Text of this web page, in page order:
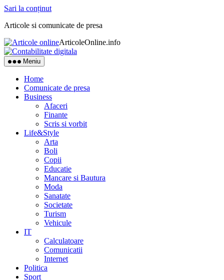
Sari la conținut
Articole si comunicate de presa
ArticoleOnline.info
Meniu
Home
Comunicate de presa
Business
Afaceri
Finante
Scris si vorbit
Life&Style
Arta
Boli
Copii
Educatie
Mancare si Bautura
Moda
Sanatate
Societate
Turism
Vehicule
IT
Calculatoare
Comunicatii
Internet
Politica
Sport